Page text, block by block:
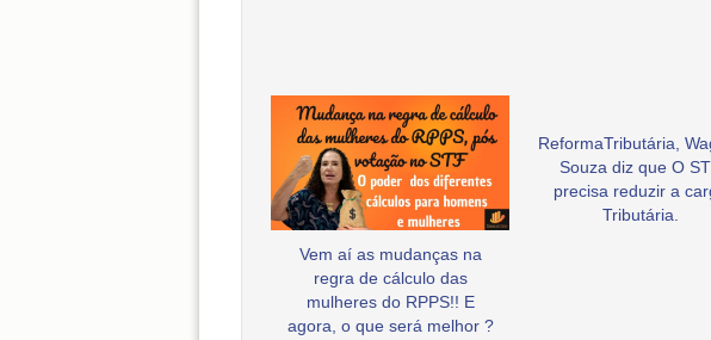
Vem aí as mudanças na
regra de cálculo das
mulheres do RPPS!! E
agora, o que será melhor ?
ReformaTributária,
Souza diz que O
precisa reduzir a
Tributária.